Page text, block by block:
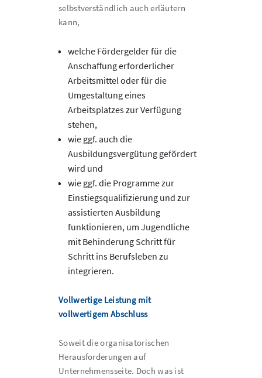
selbstverständlich auch erläutern
kann,
welche Fördergelder für die
Anschaffung erforderlicher
Arbeitsmittel oder für die
Umgestaltung eines
Arbeitsplatzes zur Verfügung
stehen,
wie ggf. auch die
Ausbildungsvergütung gefördert
wird und
wie ggf. die Programme zur
Einstiegsqualifizierung und zur
assistierten Ausbildung
funktionieren, um Jugendliche
mit Behinderung Schritt für
Schritt ins Berufsleben zu
integrieren.
Vollwertige Leistung mit
vollwertigem Abschluss
Soweit die organisatorischen
Herausforderungen auf
Unternehmensseite. Doch was ist